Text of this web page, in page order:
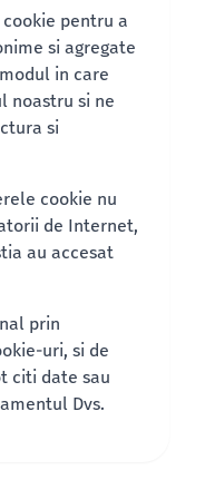
pentru a
si agregate
in care
noastru si ne
si
cookie nu
de Internet,
au accesat
prin
uri, si de
citi date sau
Dvs.